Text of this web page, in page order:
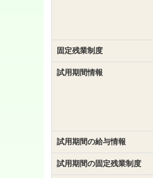
固定残業制度
試用期間情報
試用期間の給与情報
試用期間の固定残業制度